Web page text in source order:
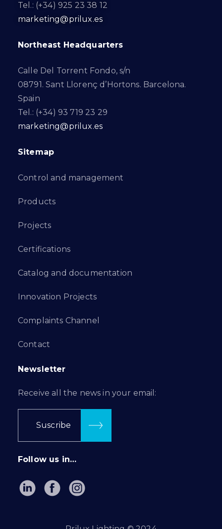
Tel.: (+34) 925 23 38 12
marketing@prilux.es
Northeast Headquarters
Calle Del Torrent Fondo, s/n
08791. Sant Llorenç d’Hortons. Barcelona.
Spain
Tel.: (+34) 93 719 23 29
marketing@prilux.es
Sitemap
Control and management
Products
Projects
Certifications
Catalog and documentation
Innovation Projects
Complaints Channel
Contact
Newsletter
Receive all the news in your email:
Suscribe
Follow us in…